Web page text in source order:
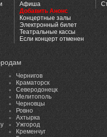
Афиша
Добавить Анонс
Концертные залы
Электронный билет
Театральные кассы
Если концерт отменен
Чернигов
Краматорск
Северодонецк
Мелитополь
Черновцы
Ровно
Ахтырка
Ужгород
Кременчуг